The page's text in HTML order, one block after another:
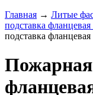
Главная → Литые
подставка
подставка
Пожарная